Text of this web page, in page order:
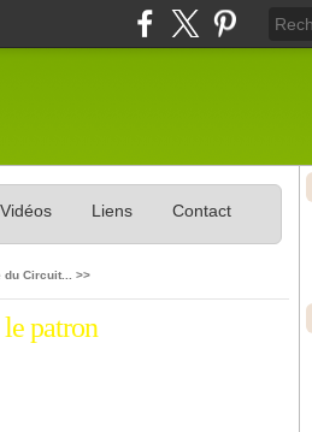
Liens Contact
Circuit... >>
patron